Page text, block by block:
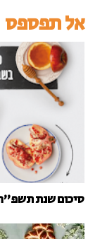
אל תפספס
סיכום שנת